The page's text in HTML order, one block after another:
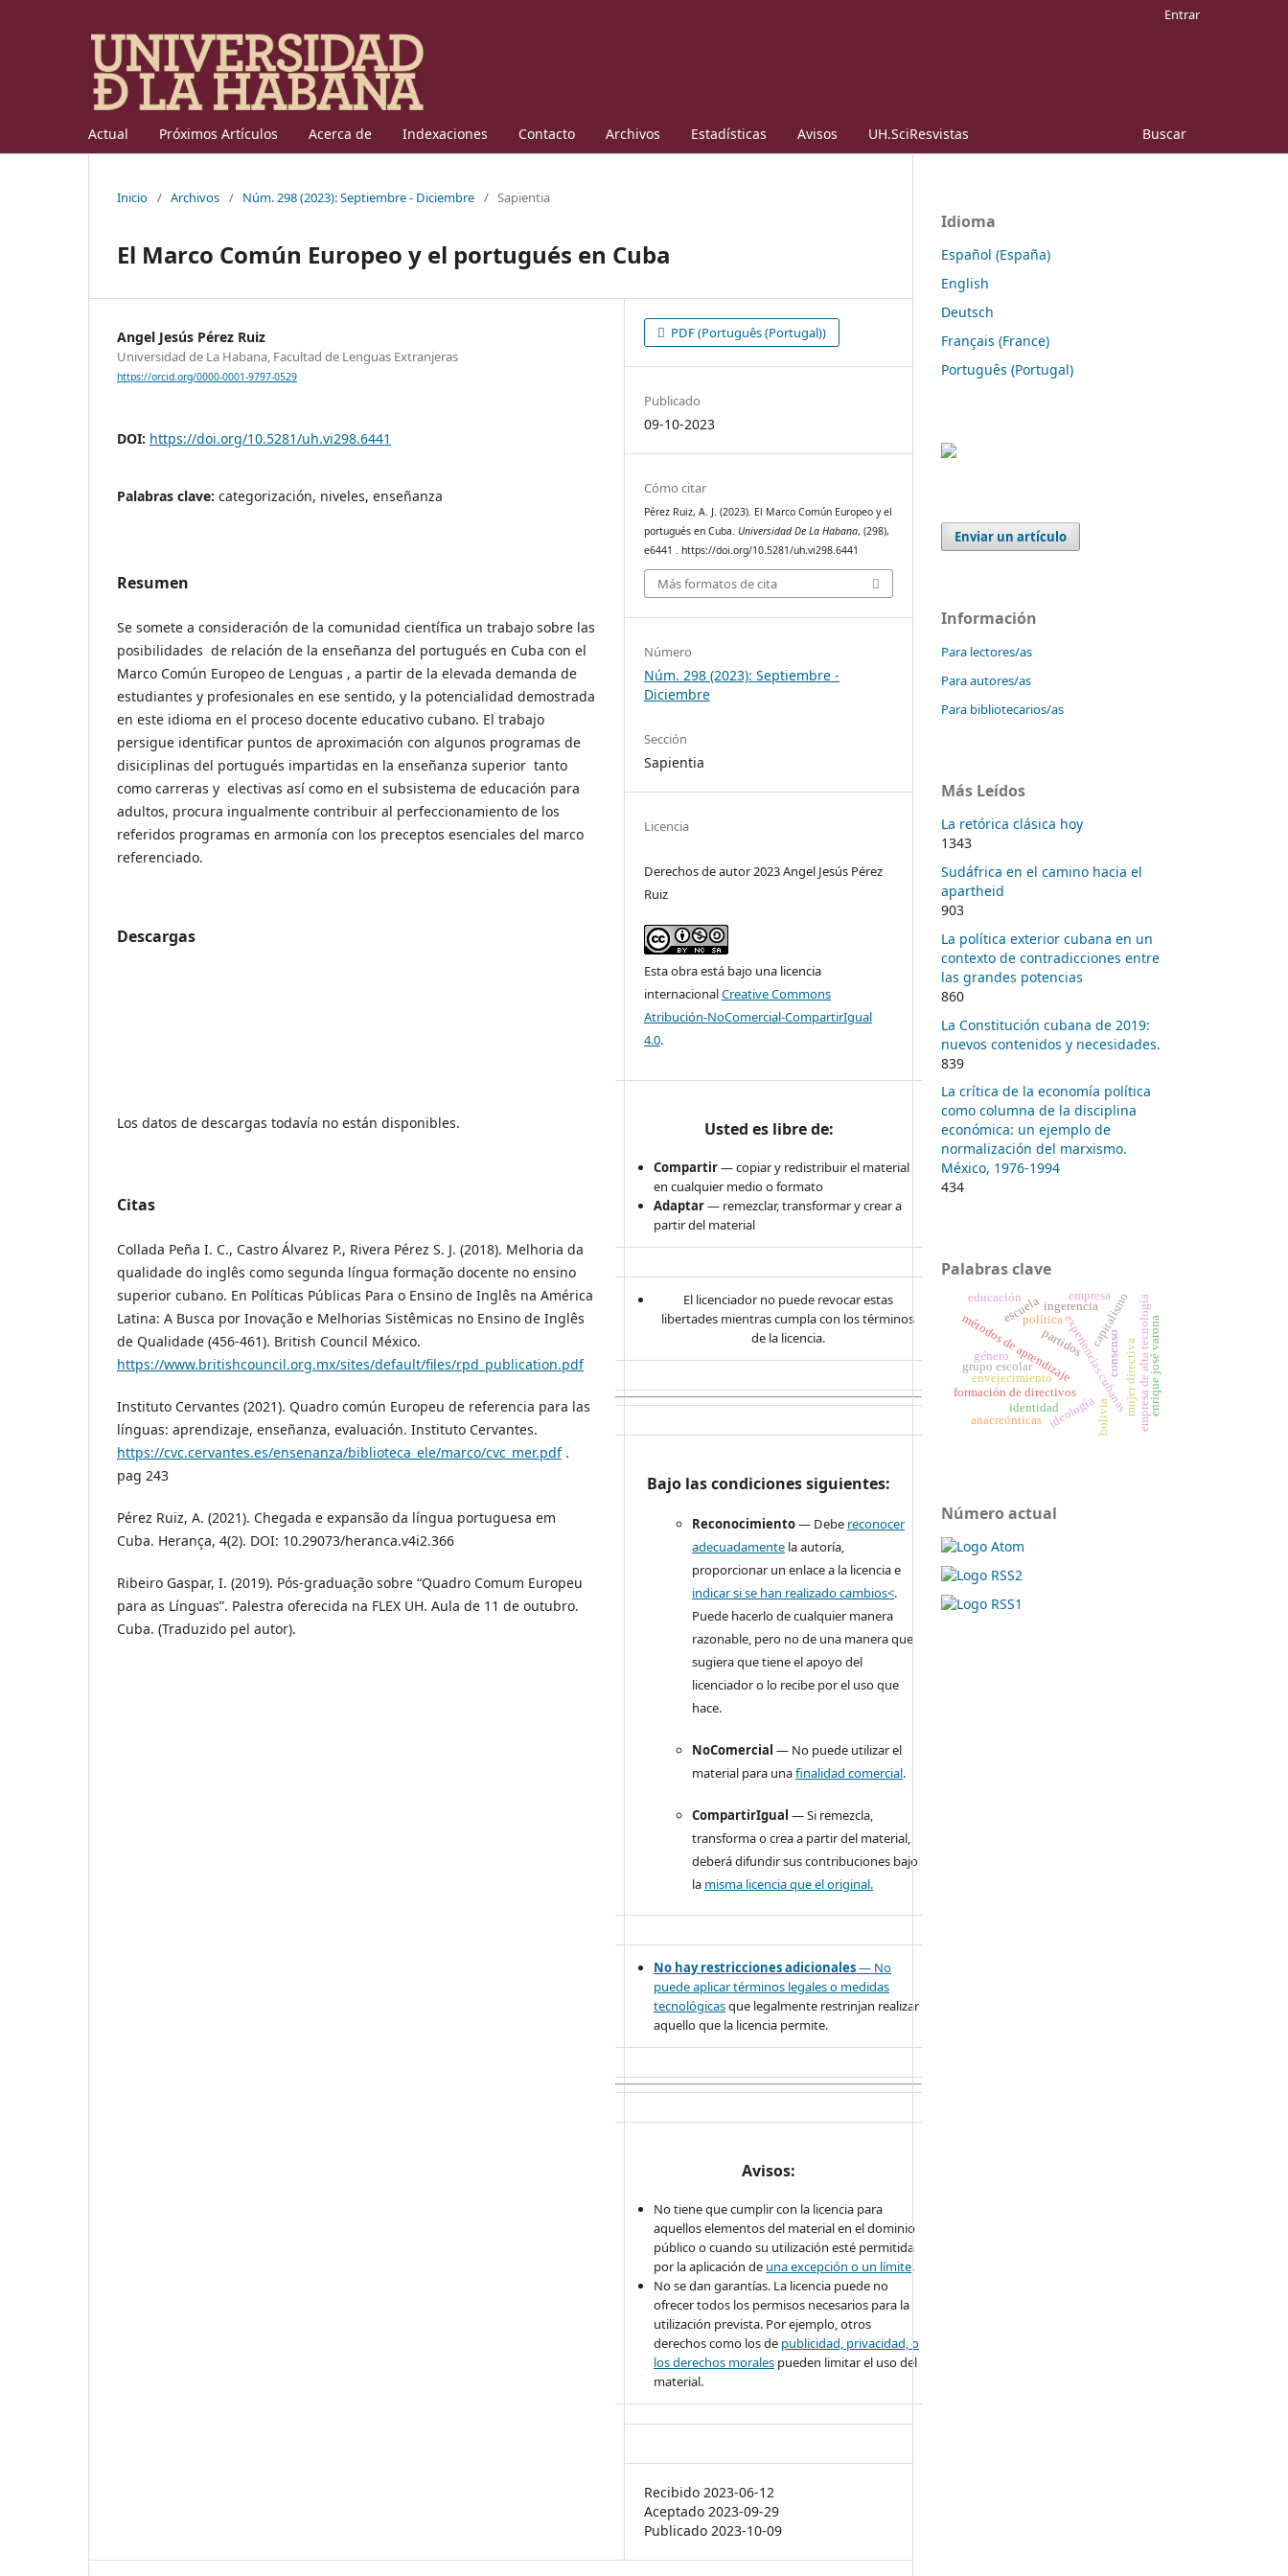
Actual Próximos Artículos Acerca de Indexaciones Contacto Archivos Estadísticas Avisos UH.SciResvistas Buscar
Entrar
Inicio / Archivos / Núm. 298 (2023): Septiembre - Diciembre / Sapientia
El Marco Común Europeo y el portugués en Cuba
Angel Jesús Pérez Ruiz
Universidad de La Habana, Facultad de Lenguas Extranjeras
https://orcid.org/0000-0001-9797-0529
DOI: https://doi.org/10.5281/uh.vi298.6441
Palabras clave: categorización, niveles, enseñanza
Resumen
Se somete a consideración de la comunidad científica un trabajo sobre las
posibilidades de relación de la enseñanza del portugués en Cuba con el
Marco Común Europeo de Lenguas , a partir de la elevada demanda de
estudiantes y profesionales en ese sentido, y la potencialidad demostrada
en este idioma en el proceso docente educativo cubano. El trabajo
persigue identificar puntos de aproximación con algunos programas de
disiciplinas del portugués impartidas en la enseñanza superior tanto
como carreras y electivas así como en el subsistema de educación para
adultos, procura ingualmente contribuir al perfeccionamiento de los
referidos programas en armonía con los preceptos esenciales del marco
referenciado.
Descargas
Los datos de descargas todavía no están disponibles.
Citas
Collada Peña I. C., Castro Álvarez P., Rivera Pérez S. J. (2018). Melhoria da
qualidade do inglês como segunda língua formação docente no ensino
superior cubano. En Políticas Públicas Para o Ensino de Inglês na América
Latina: A Busca por Inovação e Melhorias Sistêmicas no Ensino de Inglês
de Qualidade (456-461). British Council México.
https://www.britishcouncil.org.mx/sites/default/files/rpd_publication.pdf
Instituto Cervantes (2021). Quadro común Europeu de referencia para las
línguas: aprendizaje, enseñanza, evaluación. Instituto Cervantes.
https://cvc.cervantes.es/ensenanza/biblioteca_ele/marco/cvc_mer.pdf.
pag 243
Pérez Ruiz, A. (2021). Chegada e expansão da língua portuguesa em
Cuba. Herança, 4(2). DOI: 10.29073/heranca.v4i2.366
Ribeiro Gaspar, I. (2019). Pós-graduação sobre “Quadro Comum Europeu
para as Línguas”. Palestra oferecida na FLEX UH. Aula de 11 de outubro.
Cuba. (Traduzido pel autor).
PDF (Português (Portugal))
Publicado
09-10-2023
Cómo citar
Pérez Ruiz, A. J. (2023). El Marco Común Europeo y el
portugués en Cuba.Universidad De La Habana, (298),
e6441 . https://doi.org/10.5281/uh.vi298.6441
Más formatos de cita
Número
Núm. 298 (2023): Septiembre -
Diciembre
Sección
Sapientia
Licencia
Derechos de autor 2023 Angel Jesús Pérez
Ruiz
Esta obra está bajo una licencia
internacionalCreative Commons
Atribución-NoComercial-CompartirIgual
4.0.
Usted es libre de:
Compartir— copiar y redistribuir el material
en cualquier medio o formato
Adaptar— remezclar, transformar y crear a
partir del material
El licenciador no puede revocar estas
libertades mientras cumpla con los términos
de la licencia.
Bajo las condiciones siguientes:
Reconocimiento— Debe reconocer
adecuadamente la autoría,
proporcionar un enlace a la licencia e
indicar si se han realizado cambios<.
Puede hacerlo de cualquier manera
razonable, pero no de una manera que
sugiera que tiene el apoyo del
licenciador o lo recibe por el uso que
hace.
NoComercial — No puede utilizar el
material para unafinalidad comercial.
CompartirIgual — Si remezcla,
transforma o crea a partir del material,
deberá difundir sus contribuciones bajo
la misma licencia que el original.
No hay restricciones adicionales— No
puede aplicar términos legales o medidas
tecnológicasque legalmente restrinjan realizar
aquello que la licencia permite.
Avisos:
No tiene que cumplir con la licencia para
aquellos elementos del material en el dominio
público o cuando su utilización esté permitida
por la aplicación de una excepción o un límite.
No se dan garantías. La licencia puede no
ofrecer todos los permisos necesarios para la
utilización prevista. Por ejemplo, otros
derechos como los de publicidad, privacidad, o
los derechos morales pueden limitar el uso del
material.
Recibido 2023-06-12
Aceptado 2023-09-29
Publicado 2023-10-09
Idioma
Español (España)
English
Deutsch
Français (France)
Português (Portugal)
Enviar un artículo
Información
Para lectores/as
Para autores/as
Para bibliotecarios/as
Más Leídos
La retórica clásica hoy
1343
Sudáfrica en el camino hacia el
apartheid
903
La política exterior cubana en un
contexto de contradicciones entre
las grandes potencias
860
La Constitución cubana de 2019:
nuevos contenidos y necesidades.
839
La crítica de la economía política
como columna de la disciplina
económica: un ejemplo de
normalización del marxismo.
México, 1976-1994
434
Palabras clave
formación de directivos
métodos de aprendizajeexperiencias cubanas
capitalismo
consenso
ideología
partidos
política
bolivia
ingerencia
escuela
grupo escolar empresa de alta tecnología
envejecimiento
empresa
mujer directiva
identidad
género
anacreónticas
enrique josé varona
educación
Número actual